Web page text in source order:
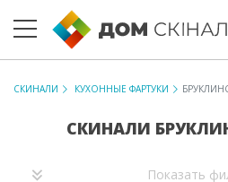
СКИНАЛИ КУХОННЫЕ ФАРТУКИ
СКИНАЛИ
Показать